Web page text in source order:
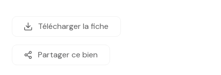
vendus
estimation
Télécharger la fiche
Partager ce bien